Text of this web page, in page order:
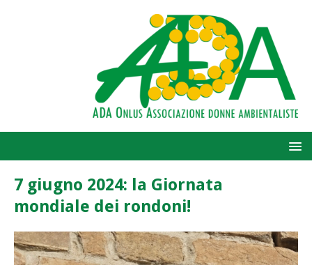
7 giugno 2024: la Giornata
mondiale dei rondoni!